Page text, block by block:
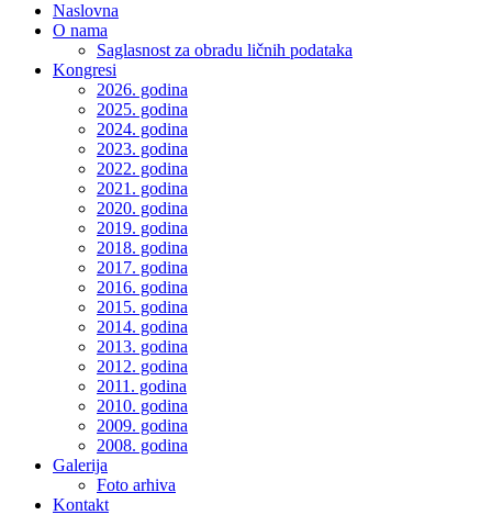
Naslovna
O nama
Saglasnost za obradu ličnih podataka
Kongresi
2026. godina
2025. godina
2024. godina
2023. godina
2022. godina
2021. godina
2020. godina
2019. godina
2018. godina
2017. godina
2016. godina
2015. godina
2014. godina
2013. godina
2012. godina
2011. godina
2010. godina
2009. godina
2008. godina
Galerija
Foto arhiva
Kontakt